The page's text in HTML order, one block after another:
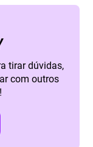
tirar dúvidas,
com outros